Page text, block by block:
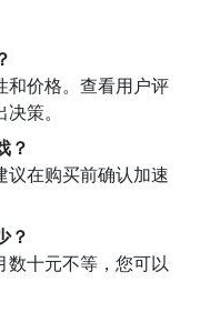
和价格。查看用户评
策。
？
议在购买前确认加速
？
数十元不等，您可以